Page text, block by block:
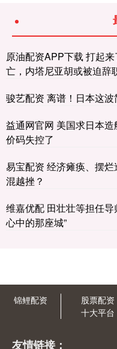
原油配资APP下载 打起
亡，内塔尼亚胡或被迫辞
骏艺配资 离谱！日本这
益通网官网 美国求日本
价码失控了
易宝配资 经济瘫痪、摆
混越挫？
维嘉优配 田壮壮等担任
心中的那座城”
锦鲤配资
股票配资
十大平台
友情链接：